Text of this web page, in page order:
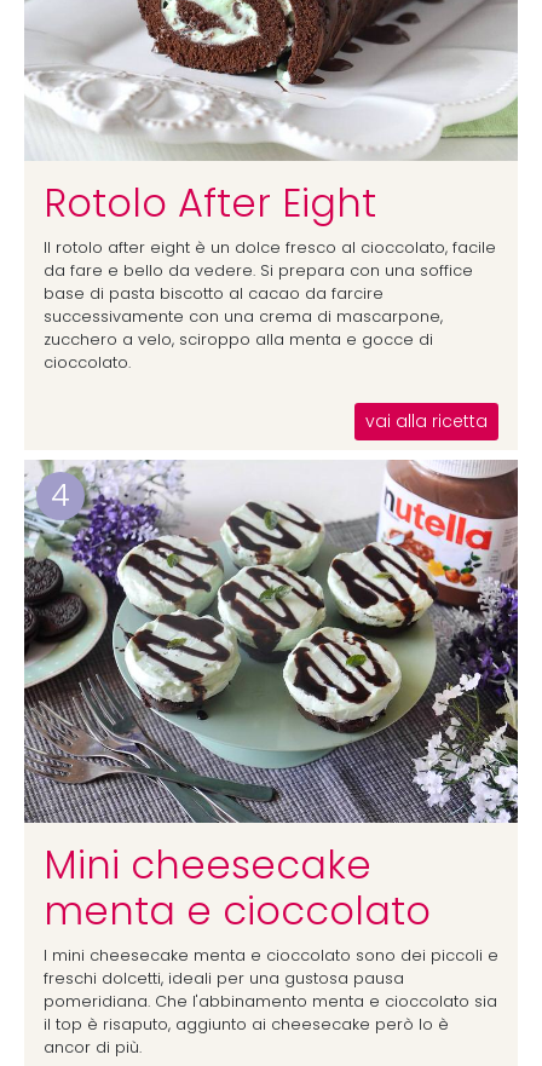
Rotolo After Eight
Il rotolo after eight è un dolce fresco al cioccolato, facile
da fare e bello da vedere. Si prepara con una soffice
base di pasta biscotto al cacao da farcire
successivamente con una crema di mascarpone,
zucchero a velo, sciroppo alla menta e gocce di
cioccolato.
vai alla ricetta
4
Mini cheesecake
menta e cioccolato
I mini cheesecake menta e cioccolato sono dei piccoli e
freschi dolcetti, ideali per una gustosa pausa
pomeridiana. Che l'abbinamento menta e cioccolato sia
il top è risaputo, aggiunto ai cheesecake però lo è
ancor di più.